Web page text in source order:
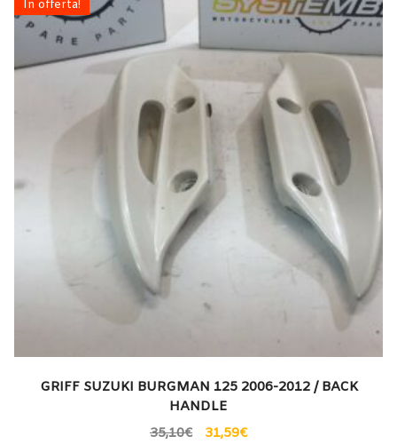
In offerta!
GRIFF SUZUKI BURGMAN 125 2006-2012 / BACK
HANDLE
35,10€ 31,59€